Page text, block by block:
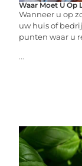
Waar Moet U Op
Wanneer u op
uw huis of
punten waar u
...